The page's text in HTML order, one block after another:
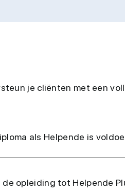
je cliënten met een
als Helpende is
de opleiding tot Helpende